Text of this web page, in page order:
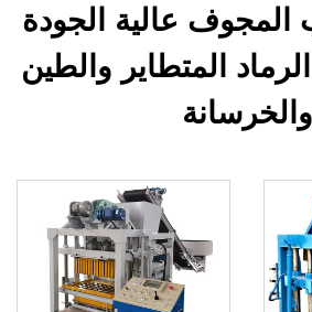
المجوف عالية الجودة
المتطاير والطين
والخرسانة